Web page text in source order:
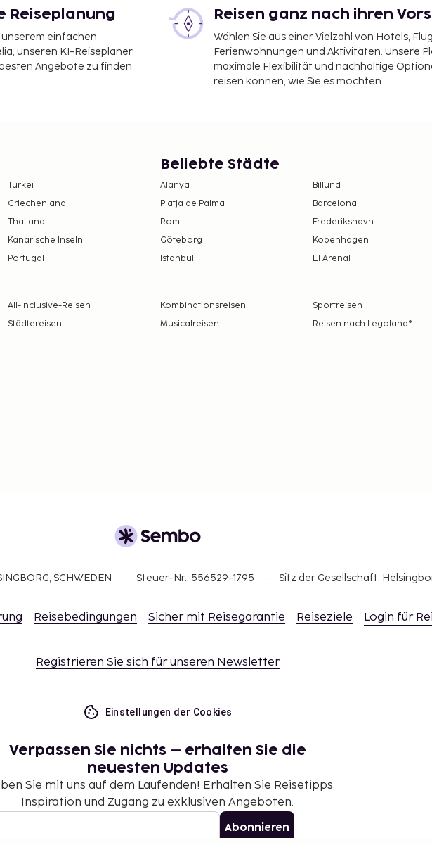
Flughafen Federico
rund um die Uhr
ein Concierge-
bleib gemütlich auf
dich mit einem
Woche
Tag
Informationen.
und können
Reiseplanung
unserem einfachen
unseren KI-Reiseplaner,
Angebote zu finden.
Reisen ganz nach ihren
Wählen Sie aus einer Vielzahl von Hotels,
Ferienwohnungen und Aktivitäten. Unsere
maximale Flexibilität und nachhaltige
reisen können, wie Sie es möchten.
Türkei
Griechenland
Thailand
Kanarische Inseln
Portugal
Beliebte Städte
Alanya Billund
Platja de Palma
Barcelona
Rom
Frederikshavn
Göteborg
Kopenhagen
Istanbul
El Arenal
All-Inclusive-Reisen Kombinationsreisen Sportreisen
Städtereisen Musicalreisen Reisen nach Legoland®
SCHWEDEN Steuer-Nr.: 556529-1795 Sitz der Gesellschaft:
Reisebedingungen Sicher mit Reisegarantie Reiseziele Login für
Registrieren Sie sich für unseren Newsletter
Einstellungen der Cookies
Verpassen Sie nichts – erhalten Sie die
neuesten Updates
Sie mit uns auf dem Laufenden! Erhalten Sie Reisetipps,
Inspiration und Zugang zu exklusiven Angeboten.
Abonnieren